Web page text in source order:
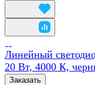
Линейный
20 Вт, 4000 К,
Заказать